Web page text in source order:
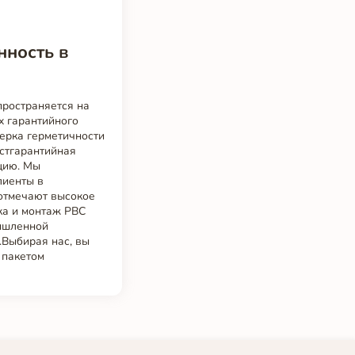
в
на
герметичности
Мы
в
высокое
и монтаж РВС
нас, вы